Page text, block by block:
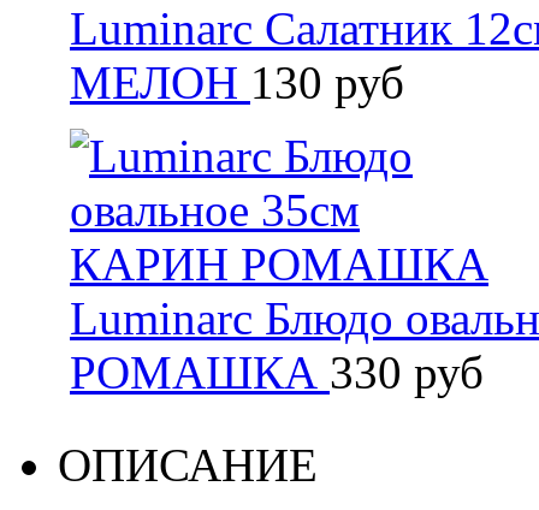
Luminarc Салатник
МЕЛОН 130 руб
Luminarc Блюдо
РОМАШКА 330 руб
ОПИСАНИЕ